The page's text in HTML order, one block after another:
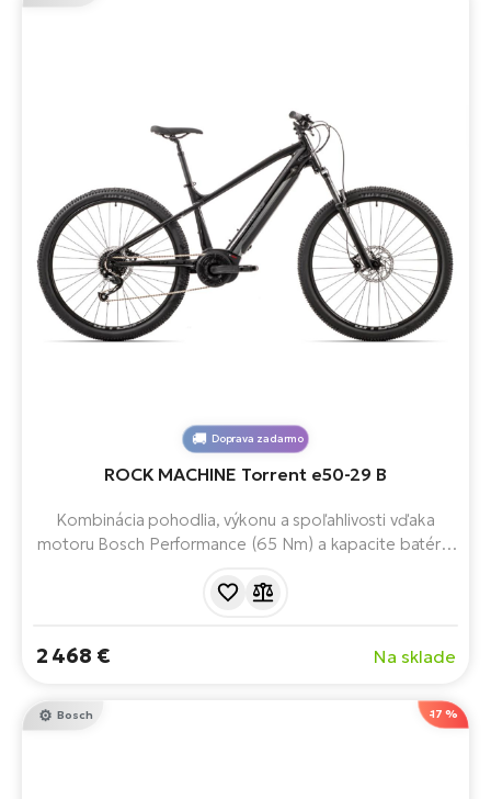
Doprava zadarmo
ROCK MACHINE Torrent e50-29 B
Kombinácia pohodlia, výkonu a spoľahlivosti vďaka
motoru Bosch Performance (65 Nm) a kapacite batérie
komponentmi, ako sú hydraulické brzdy Shimano a
2 468 € Na sklade
-17 %
Bosch